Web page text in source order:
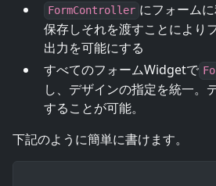
FormController にフォーム
保存しそれを渡すことにより
出力を可能にする
すべてのフォームWidgetで
し、デザインの指定を統一。
することが可能。
下記のように簡単に書けます。